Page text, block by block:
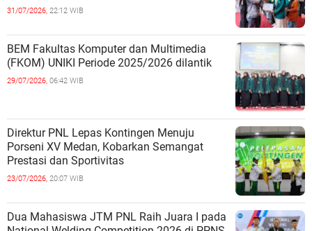
31/07/2026, 22:12 WIB
BEM Fakultas Komputer dan Multimedia
(FKOM) UNIKI Periode 2025/2026 dilantik
29/07/2026, 06:42 WIB
Direktur PNL Lepas Kontingen Menuju
Porseni XV Medan, Kobarkan Semangat
Prestasi dan Sportivitas
23/07/2026, 20:07 WIB
Dua Mahasiswa JTM PNL Raih Juara I pada